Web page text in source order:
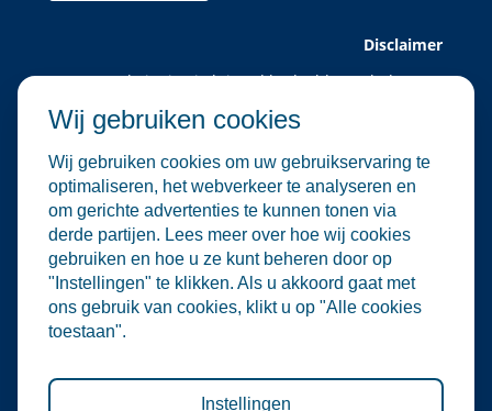
Disclaimer
Deze website is uitsluitend bedoeld voor leden van
Water Alliance biedt dit platform aan om relevante
evenementen in de water- en
milieutechnologiesector te verzamelen en onder de
aandacht te brengen. Hoewel wij zorgvuldig omgaan
met de selectie en plaatsing van evenementen, zijn
wij niet verantwoordelijk voor de organisatie of
inhoud van externe evenementen.
De informatie op deze website is informatief van
aard. Er kunnen geen rechten worden ontleend aan
de inhoud van deze site, noch aan deelname aan de
geen enkele aansprakelijkheid voor directe of
indirecte schade die voortvloeit uit het gebruik van
Wij gebruiken cookies
Wij gebruiken cookies om uw gebruikservaring te
optimaliseren, het webverkeer te analyseren en
om gerichte advertenties te kunnen tonen via
derde partijen. Lees meer over hoe wij cookies
gebruiken en hoe u ze kunt beheren door op
"Instellingen" te klikken. Als u akkoord gaat met
ons gebruik van cookies, klikt u op "Alle cookies
toestaan".
Instellingen